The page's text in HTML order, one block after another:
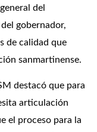
del
gobernador,
de calidad que
sanmartinense.
destacó que para
articulación
el proceso para la